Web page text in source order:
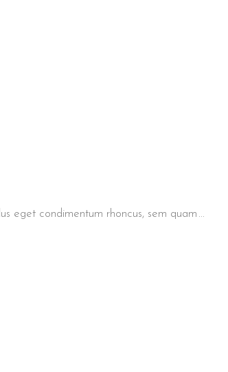
eget condimentum rhoncus, sem quam